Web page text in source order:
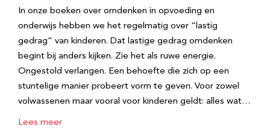
In onze boeken over omdenken in opvoeding en
onderwijs hebben we het regelmatig over “lastig
gedrag” van kinderen. Dat lastige gedrag omdenken
begint bij anders kijken. Zie het als ruwe energie.
Ongestold verlangen. Een behoefte die zich op een
stuntelige manier probeert vorm te geven. Voor zowel
volwassenen maar vooral voor kinderen geldt: alles wat…
Lees meer